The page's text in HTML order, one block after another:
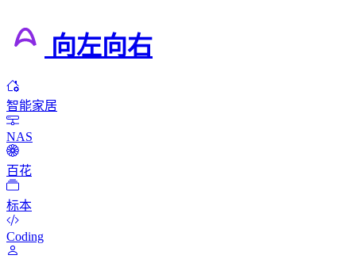
向左向右
智能家居
NAS
百花
标本
Coding